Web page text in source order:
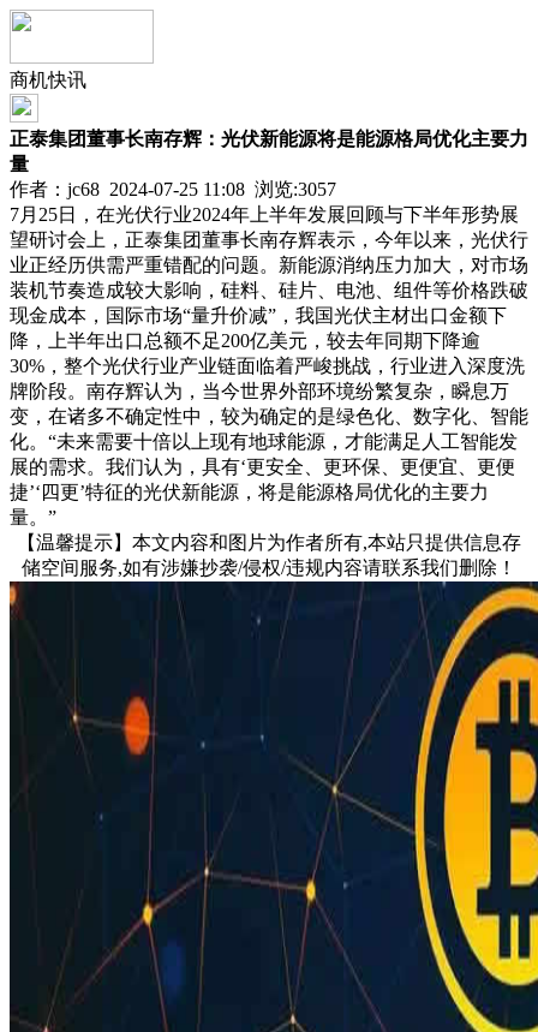
商机快讯
正泰集团董事长南存辉：光伏新能源将是能源格局优化主要力
量
作者：jc68 2024-07-25 11:08 浏览:3057
7月25日，在光伏行业2024年上半年发展回顾与下半年形势展
望研讨会上，正泰集团董事长南存辉表示，今年以来，光伏行
业正经历供需严重错配的问题。新能源消纳压力加大，对市场
装机节奏造成较大影响，硅料、硅片、电池、组件等价格跌破
现金成本，国际市场“量升价减”，我国光伏主材出口金额下
降，上半年出口总额不足200亿美元，较去年同期下降逾
30%，整个光伏行业产业链面临着严峻挑战，行业进入深度洗
牌阶段。南存辉认为，当今世界外部环境纷繁复杂，瞬息万
变，在诸多不确定性中，较为确定的是绿色化、数字化、智能
化。“未来需要十倍以上现有地球能源，才能满足人工智能发
展的需求。我们认为，具有‘更安全、更环保、更便宜、更便
捷’‘四更’特征的光伏新能源，将是能源格局优化的主要力
量。”
【温馨提示】本文内容和图片为作者所有,本站只提供信息存
储空间服务,如有涉嫌抄袭/侵权/违规内容请联系我们删除！